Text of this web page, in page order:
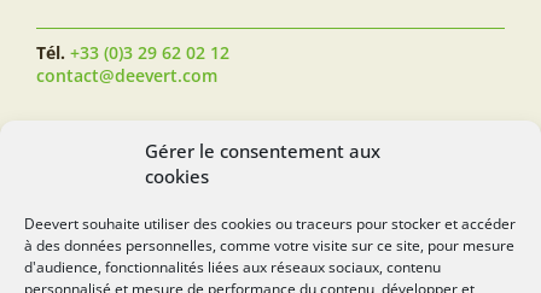
Gérer le consentement aux
cookies
Deevert souhaite utiliser des cookies ou traceurs pour stocker et accéder
à des données personnelles, comme votre visite sur ce site, pour mesure
d'audience, fonctionnalités liées aux réseaux sociaux, contenu
personnalisé et mesure de performance du contenu, développer et
Tél. +33 (0)3 29 62 02 12
contact@deevert.com
SUIVEZ-NOUS...
deevert.com